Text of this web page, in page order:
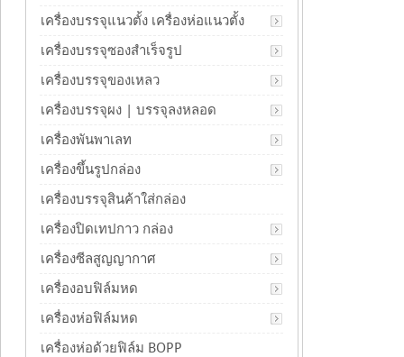
เครื่องบรรจุแนวตั้ง เครื่องห่อแนวตั้ง
เครื่องบรรจุซองสำเร็จรูป
เครื่องบรรจุของเหลว
เครื่องบรรจุผง | บรรจุลงหลอด
เครื่องพันพาเลท
เครื่องขึ้นรูปกล่อง
เครื่องบรรจุสินค้าใส่กล่อง
เครื่องปิดเทปกาว กล่อง
เครื่องซีลสูญญากาศ
เครื่องอบฟิล์มหด
เครื่องห่อฟิล์มหด
เครื่องห่อด้วยฟิล์ม BOPP